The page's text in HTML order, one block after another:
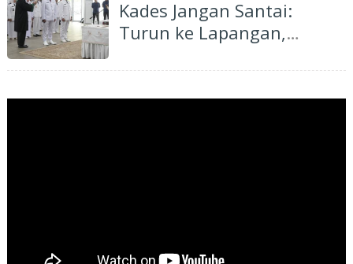
Kades Jangan Santai:
Turun ke Lapangan,
Masyarakat